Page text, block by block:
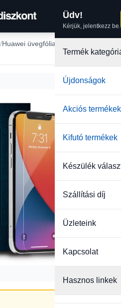
Üdv!
Kérjük, jelentkezz be.
Termék
Újdonságok
Akciós termékek
Kifutó termékek
Készülék
Szállítási díj
Üzleteink
Kapcsolat
Hasznos linkek
Huawei üvegfólia